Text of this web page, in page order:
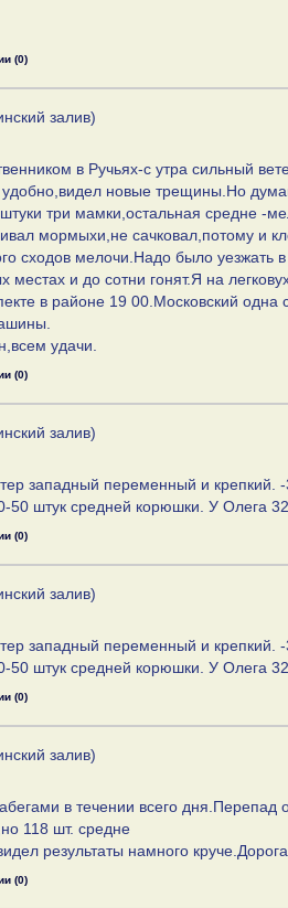
(0)
залив)
в Ручьях-с утра сильный
удобно,видел новые трещины.Но
три мамки,остальная средне -
мормыхи,не сачковал,потому и
сходов мелочи.Надо было
местах и до сотни гонят.Я на
в районе 19 00.Московский одна
удачи.
(0)
залив)
западный переменный и крепкий.
50 штук средней корюшки. У Олега
(0)
залив)
западный переменный и крепкий.
50 штук средней корюшки. У Олега
(0)
залив)
в течении всего
118 шт. средне
результаты намного
(0)